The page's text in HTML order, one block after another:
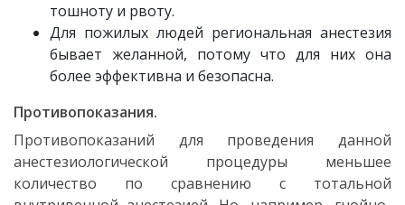
тошноту и рвоту.
Для пожилых людей региональная анестезия
бывает желанной, потому что для них она
более эффективна и безопасна.
Противопоказания.
Противопоказаний для проведения данной
анестезиологической процедуры меньшее
количество по сравнению с тотальной